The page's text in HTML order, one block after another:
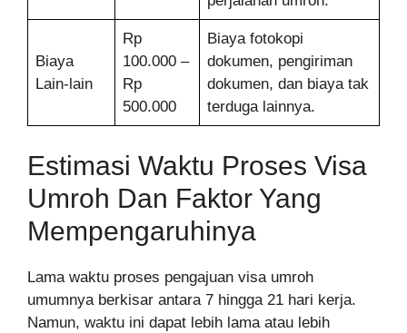
Biaya
Lain-lain
Rp
100.000 –
Rp
500.000
Biaya fotokopi
dokumen, pengiriman
dokumen, dan biaya tak
terduga lainnya.
Estimasi Waktu Proses Visa
Umroh Dan Faktor Yang
Mempengaruhinya
Lama waktu proses pengajuan visa umroh
umumnya berkisar antara 7 hingga 21 hari kerja.
Namun, waktu ini dapat lebih lama atau lebih